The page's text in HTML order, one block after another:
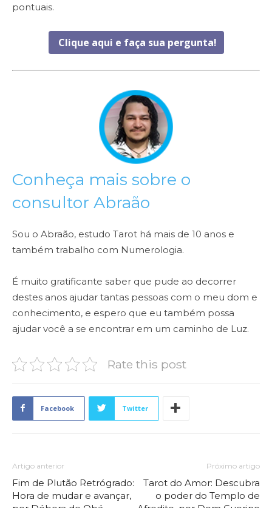
pontuais.
Clique aqui e faça sua pergunta!
Conheça mais sobre o
consultor Abraão
Sou o Abraão, estudo Tarot há mais de 10 anos e
também trabalho com Numerologia.
É muito gratificante saber que pude ao decorrer
destes anos ajudar tantas pessoas com o meu dom e
conhecimento, e espero que eu também possa
ajudar você a se encontrar em um caminho de Luz.
Rate this post
Facebook Twitter
Artigo anterior
Fim de Plutão Retrógrado:
Hora de mudar e avançar,
Próximo artigo
Tarot do Amor: Descubra
o poder do Templo de